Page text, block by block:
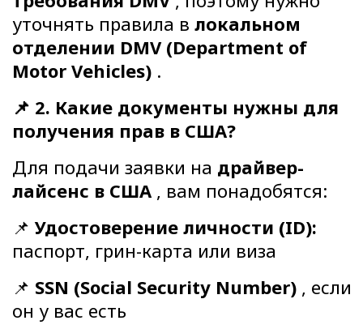
уточнять правила в локальном
отделении DMV (Department of
Motor Vehicles) .
📌 2. Какие документы нужны для
получения прав в США?
Для подачи заявки на драйвер-
лайсенс в США , вам понадобятся:
📌 Удостоверение личности (ID):
паспорт, грин-карта или виза
📌 SSN (Social Security Number) , если
он у вас есть